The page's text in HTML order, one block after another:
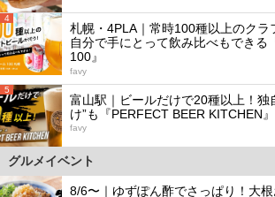
4
札幌・4PLA｜常時100種以上のクラ
自分で手にとって飲み比べもできる
100』
favy
5
富山駅｜ビールだけで20種以上！独
け”も『PERFECT BEER KITCHEN』
favy
グルメイベント
8/6〜｜ゆずぽん酢でさっぱり！大